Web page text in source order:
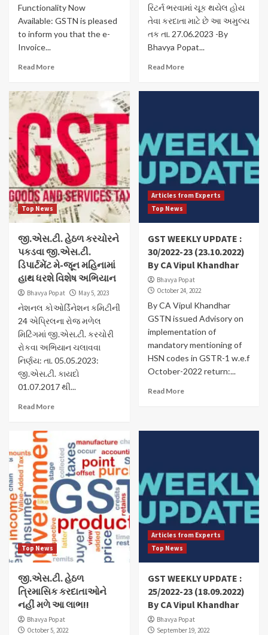
Functionality Now
Available: GSTN is pleased
to inform you that the e-
Invoice...
Read More
રિટર્ન ભરવામાં ચૂક થયેલ હોય
તેવા કરદાતા માટે છે આ અમુલ્ય
તક તા. 27.06.2023 -By
Bhavya Popat...
Read More
Top News
જી.એસ.ટી. હેઠળ કરચોરને
પકડવા જી.એસ.ટી.
ડિપાર્ટમેંટ મે-જૂન મહિનામાં
હાથ ધરશે વિશેષ અભિયાન
Bhavya Popat May 5, 2023
નેશનલ કોઓર્ડિનેશન કમિટીની
24 એપ્રિલના રોજ મળેલ
મિટિંગમાં જી.એસ.ટી. કરચોરી
રોકવા અભિયાન ચલાવવા
નિર્ણય: તા. 05.05.2023:
જી.એસ.ટી. કાયદો
01.07.2017 થી...
Read More
Articles from Experts
Top News
GST WEEKLY UPDATE :
30/2022-23 (23.10.2022)
By CA Vipul Khandhar
Bhavya Popat
October 24, 2022
By CA Vipul Khandhar
GSTN issued Advisory on
implementation of
mandatory mentioning of
HSN codes in GSTR-1 w.e.f
October-2022 return:...
Read More
Top News
જી.એસ.ટી. હેઠળ
ત્રિમાસિક કરદાતાઓને
નહીં મળે આ લાભ!!
Bhavya Popat
October 5, 2022
Articles from Experts
Top News
GST WEEKLY UPDATE :
25/2022-23 (18.09.2022)
By CA Vipul Khandhar
Bhavya Popat
September 19, 2022